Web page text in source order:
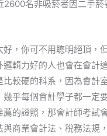
名非吸菸者因二手
，你可不用聰明絕頂，
輯力好的人也會在會計
較硬的科系，因為會計
乎每個會計學子都一定
的證照，那會計師考試
商業會計法、稅務法規